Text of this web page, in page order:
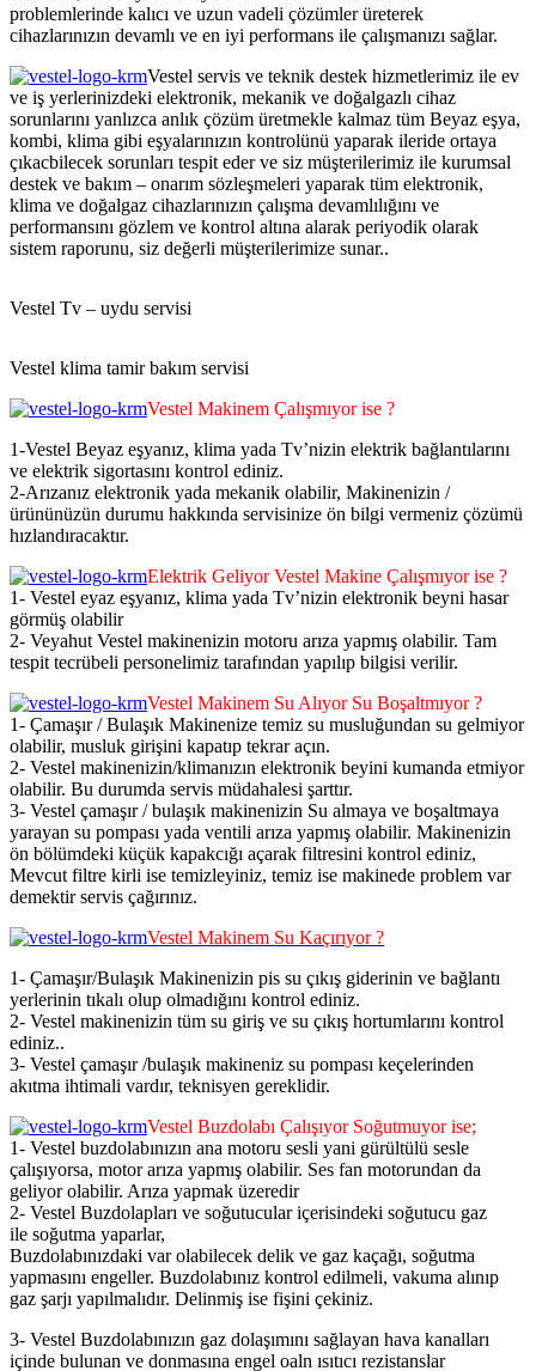
problemlerinde kalıcı ve uzun vadeli çözümler üreterek
cihazlarınızın devamlı ve en iyi performans ile çalışmanızı sağlar.
Vestel servis ve teknik destek hizmetlerimiz ile ev
ve iş yerlerinizdeki elektronik, mekanik ve doğalgazlı cihaz
sorunlarını yanlızca anlık çözüm üretmekle kalmaz tüm Beyaz eşya,
kombi, klima gibi eşyalarınızın kontrolünü yaparak ileride ortaya
çıkacbilecek sorunları tespit eder ve siz müşterilerimiz ile kurumsal
destek ve bakım – onarım sözleşmeleri yaparak tüm elektronik,
klima ve doğalgaz cihazlarınızın çalışma devamlılığını ve
performansını gözlem ve kontrol altına alarak periyodik olarak
sistem raporunu, siz değerli müşterilerimize sunar..
Vestel Tv – uydu servisi
Vestel klima tamir bakım servisi
Vestel Makinem Çalışmıyor ise ?
1-Vestel Beyaz eşyanız, klima yada Tv’nizin elektrik bağlantılarını
ve elektrik sigortasını kontrol ediniz.
2-Arızanız elektronik yada mekanik olabilir, Makinenizin /
ürününüzün durumu hakkında servisinize ön bilgi vermeniz çözümü
hızlandıracaktır.
Elektrik Geliyor Vestel Makine Çalışmıyor ise ?
1- Vestel eyaz eşyanız, klima yada Tv’nizin elektronik beyni hasar
görmüş olabilir
2- Veyahut Vestel makinenizin motoru arıza yapmış olabilir. Tam
tespit tecrübeli personelimiz tarafından yapılıp bilgisi verilir.
Vestel Makinem Su Alıyor Su Boşaltmıyor ?
1- Çamaşır / Bulaşık Makinenize temiz su musluğundan su gelmiyor
olabilir, musluk girişini kapatıp tekrar açın.
2- Vestel makinenizin/klimanızın elektronik beyini kumanda etmiyor
olabilir. Bu durumda servis müdahalesi şarttır.
3- Vestel çamaşır / bulaşık makinenizin Su almaya ve boşaltmaya
yarayan su pompası yada ventili arıza yapmış olabilir. Makinenizin
ön bölümdeki küçük kapakcığı açarak filtresini kontrol ediniz,
Mevcut filtre kirli ise temizleyiniz, temiz ise makinede problem var
demektir servis çağırınız.
Vestel Makinem Su Kaçırıyor ?
1- Çamaşır/Bulaşık Makinenizin pis su çıkış giderinin ve bağlantı
yerlerinin tıkalı olup olmadığını kontrol ediniz.
2- Vestel makinenizin tüm su giriş ve su çıkış hortumlarını kontrol
ediniz..
3- Vestel çamaşır /bulaşık makineniz su pompası keçelerinden
akıtma ihtimali vardır, teknisyen gereklidir.
Vestel Buzdolabı Çalışıyor Soğutmuyor ise;
1- Vestel buzdolabınızın ana motoru sesli yani gürültülü sesle
çalışıyorsa, motor arıza yapmış olabilir. Ses fan motorundan da
geliyor olabilir. Arıza yapmak üzeredir
2- Vestel Buzdolapları ve soğutucular içerisindeki soğutucu gaz
ile soğutma yaparlar,
Buzdolabınızdaki var olabilecek delik ve gaz kaçağı, soğutma
yapmasını engeller. Buzdolabınız kontrol edilmeli, vakuma alınıp
gaz şarjı yapılmalıdır. Delinmiş ise fişini çekiniz.
3- Vestel Buzdolabınızın gaz dolaşımını sağlayan hava kanalları
içinde bulunan ve donmasına engel oaln ısıtıcı rezistanslar